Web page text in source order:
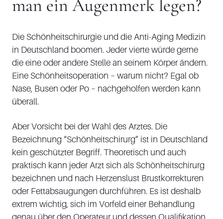
man ein Augenmerk legen?
Die Schönheitschirurgie und die Anti-Aging Medizin
in Deutschland boomen. Jeder vierte würde gerne
die eine oder andere Stelle an seinem Körper ändern.
Eine Schönheitsoperation – warum nicht? Egal ob
Nase, Busen oder Po – nachgeholfen werden kann
überall.
Aber Vorsicht bei der Wahl des Arztes. Die
Bezeichnung “Schönheitschirurg” ist in Deutschland
kein geschützter Begriff. Theoretisch und auch
praktisch kann jeder Arzt sich als Schönheitschirurg
bezeichnen und nach Herzenslust Brustkorrekturen
oder Fettabsaugungen durchführen. Es ist deshalb
extrem wichtig, sich im Vorfeld einer Behandlung
genau über den Operateur und dessen Qualifikation